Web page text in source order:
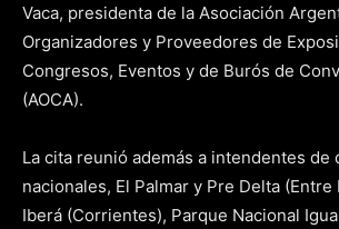
Vaca, presidenta de la Asociación
Organizadores y Proveedores de
Congresos, Eventos y de Burós de
(AOCA).
La cita reunió además a intendentes de
nacionales, El Palmar y Pre Delta
Iberá (Corrientes), Parque Nacional